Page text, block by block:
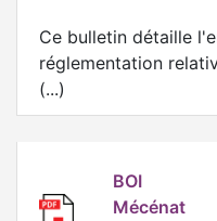
Ce bulletin détaille
réglementation
(...)
BOI
Mécénat